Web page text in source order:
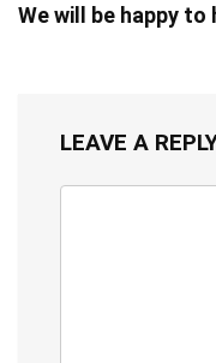
We will be happy
LEAVE A